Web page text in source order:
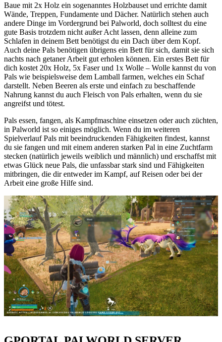
Baue mit 2x Holz ein sogenanntes Holzbauset und errichte damit
Wände, Treppen, Fundamente und Dächer. Natürlich stehen auch
andere Dinge im Vordergrund bei Palworld, doch solltest du eine
gute Basis trotzdem nicht außer Acht lassen, denn alleine zum
Schlafen in deinem Bett benötigst du ein Dach über dem Kopf.
Auch deine Pals benötigen übrigens ein Bett für sich, damit sie sich
nachts nach getaner Arbeit gut erholen können. Ein erstes Bett für
dich kostet 20x Holz, 5x Faser und 1x Wolle – Wolle kannst du von
Pals wie beispielsweise dem Lamball farmen, welches ein Schaf
darstellt. Neben Beeren als erste und einfach zu beschaffende
Nahrung kannst du auch Fleisch von Pals erhalten, wenn du sie
angreifst und tötest.
Pals essen, fangen, als Kampfmaschine einsetzen oder auch züchten,
in Palworld ist so einiges möglich. Wenn du im weiteren
Spielverlauf Pals mit beeindruckenden Fähigkeiten findest, kannst
du sie fangen und mit einem anderen starken Pal in eine Zuchtfarm
stecken (natürlich jeweils weiblich und männlich) und erschaffst mit
etwas Glück neue Pals, die unfassbar stark sind und Fähigkeiten
mitbringen, die dir entweder im Kampf, auf Reisen oder bei der
Arbeit eine große Hilfe sind.